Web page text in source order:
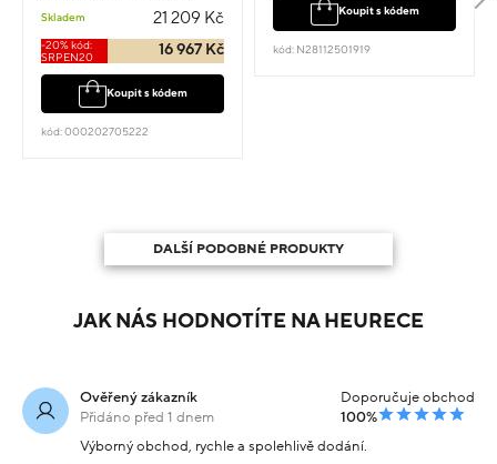
Skladem 21 209 Kč
-20% kód:
SRPEN20
16 967 Kč
Koupit s kódem
kód: 000202705222
Koupit s kódem
kód: N28112501919
DALŠÍ PODOBNÉ PRODUKTY
JAK NÁS HODNOTÍTE NA HEURECE
Ověřený zákazník
Přidáno před 1 dnem
Doporučuje obchod
100%
Výborný obchod, rychle a spolehlivě dodání.